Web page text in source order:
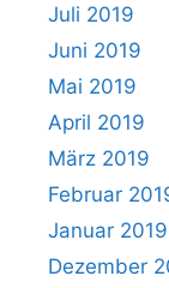
Juli 2019
Juni 2019
Mai 2019
April 2019
März 2019
Februar
Januar 2019
Dezember